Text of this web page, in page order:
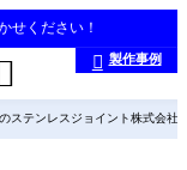
せください！
 製作事例
ステンレスジョイント株式会社